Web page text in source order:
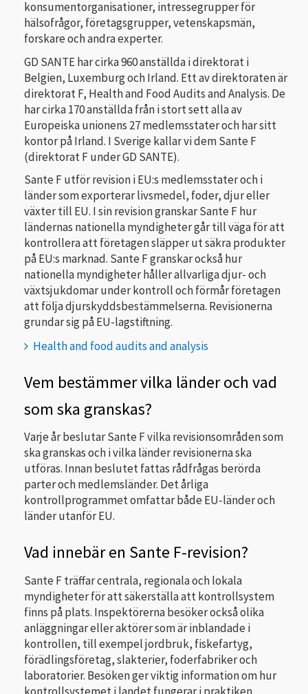
konsumentorganisationer, intressegrupper för
hälsofrågor, företagsgrupper, vetenskapsmän,
forskare och andra experter.
GD SANTE har cirka 960 anställda i direktorat i
Belgien, Luxemburg och Irland. Ett av direktoraten är
direktorat F, Health and Food Audits and Analysis. De
har cirka 170 anställda från i stort sett alla av
Europeiska unionens 27 medlemsstater och har sitt
kontor på Irland. I Sverige kallar vi dem Sante F
(direktorat F under GD SANTE).
Sante F utför revision i EU:s medlemsstater och i
länder som exporterar livsmedel, foder, djur eller
växter till EU. I sin revision granskar Sante F hur
ländernas nationella myndigheter går till väga för att
kontrollera att företagen släpper ut säkra produkter
på EU:s marknad. Sante F granskar också hur
nationella myndigheter håller allvarliga djur- och
växtsjukdomar under kontroll och förmår företagen
att följa djurskyddsbestämmelserna. Revisionerna
grundar sig på EU-lagstiftning.
Health and food audits and analysis
Vem bestämmer vilka länder och vad
som ska granskas?
Varje år beslutar Sante F vilka revisionsområden som
ska granskas och i vilka länder revisionerna ska
utföras. Innan beslutet fattas rådfrågas berörda
parter och medlemsländer. Det årliga
kontrollprogrammet omfattar både EU-länder och
länder utanför EU.
Vad innebär en Sante F-revision?
Sante F träffar centrala, regionala och lokala
myndigheter för att säkerställa att kontrollsystem
finns på plats. Inspektörerna besöker också olika
anläggningar eller aktörer som är inblandade i
kontrollen, till exempel jordbruk, fiskefartyg,
förädlingsföretag, slakterier, foderfabriker och
laboratorier. Besöken ger viktig information om hur
kontrollsystemet i landet fungerar i praktiken.